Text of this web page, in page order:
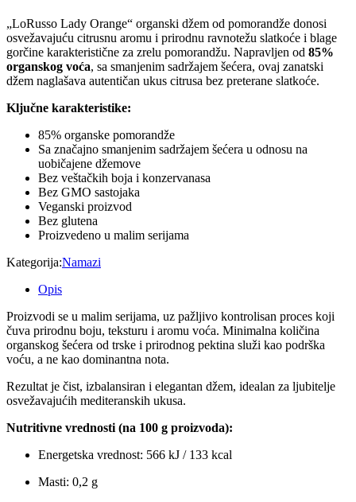
„LoRusso Lady Orange“ organski džem od pomorandže donosi
osvežavajuću citrusnu aromu i prirodnu ravnotežu slatkoće i blage
gorčine karakteristične za zrelu pomorandžu. Napravljen od 85%
organskog voća, sa smanjenim sadržajem šećera, ovaj zanatski
džem naglašava autentičan ukus citrusa bez preterane slatkoće.
Ključne karakteristike:
85% organske pomorandže
Sa značajno smanjenim sadržajem šećera u odnosu na
uobičajene džemove
Bez veštačkih boja i konzervanasa
Bez GMO sastojaka
Veganski proizvod
Bez glutena
Proizvedeno u malim serijama
Kategorija:Namazi
Opis
Proizvodi se u malim serijama, uz pažljivo kontrolisan proces koji
čuva prirodnu boju, teksturu i aromu voća. Minimalna količina
organskog šećera od trske i prirodnog pektina služi kao podrška
voću, a ne kao dominantna nota.
Rezultat je čist, izbalansiran i elegantan džem, idealan za ljubitelje
osvežavajućih mediteranskih ukusa.
Nutritivne vrednosti (na 100 g proizvoda):
Energetska vrednost: 566 kJ / 133 kcal
Masti: 0,2 g